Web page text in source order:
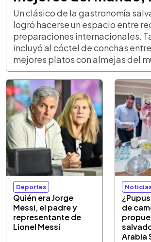
Un clásico de la gastronomía
logró hacerse un espacio entre
preparaciones internacionales.
incluyó al cóctel de conchas
mejores platos con almejas del
Deportes
Quién era Jorge
Messi, el padre y
representante de
Lionel Messi
de
Arabia